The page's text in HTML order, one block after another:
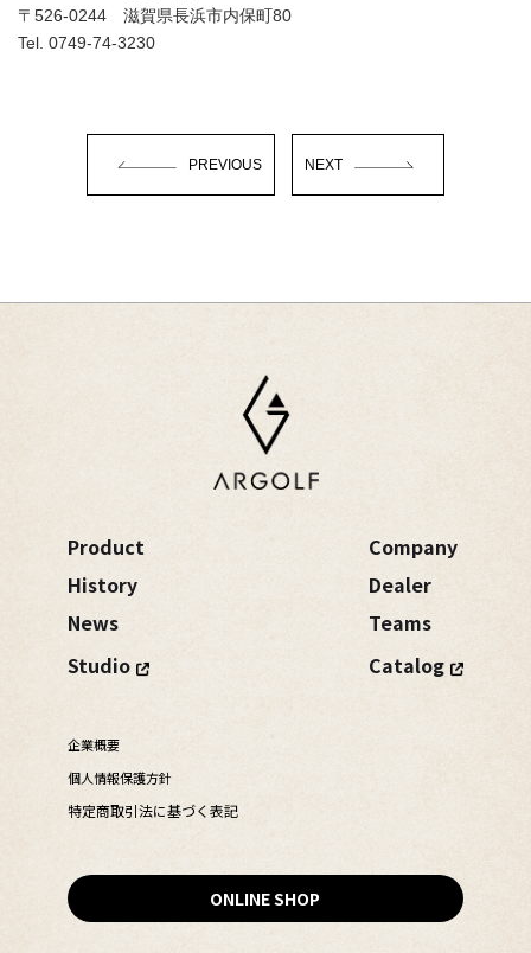
〒526-0244 ​滋賀県長浜市内保町80
Tel. 0749-74-3230
PREVIOUS NEXT
Product
History
News
Studio
Company
Dealer
Teams
Catalog
企業概要
個人情報保護方針
特定商取引法に基づく表記
ONLINE SHOP